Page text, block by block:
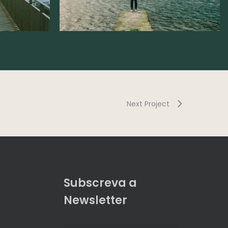
Next Project
Subscreva a
Newsletter